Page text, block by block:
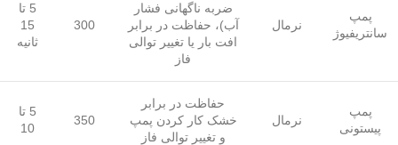
پمپ
سانتریفیوژ
نرمال
ضربه ناگهانی فشار
آب)، حفاظت در برابر
افت بار یا تغییر توالی
فاز
300
5 تا
15
ثانیه
پمپ
پیستونی
نرمال
حفاظت در برابر
خشک کار کردن پمپ
و تغییر توالی فاز
350
5 تا
10